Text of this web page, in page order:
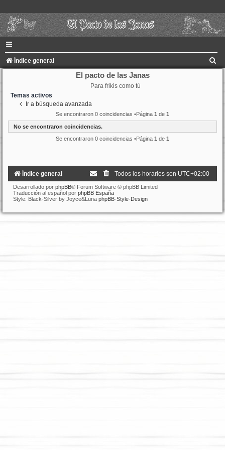
Índice general
El pacto de las Janas
Para frikis como tú
Temas activos
Ir a búsqueda avanzada
Se encontraron 0 coincidencias •Página 1 de 1
No se encontraron coincidencias.
Se encontraron 0 coincidencias •Página 1 de 1
Índice general Todos los horarios son UTC+02:00
Desarrollado por phpBB® Forum Software © phpBB Limited
Traducción al español por phpBB España
Style: Black-Silver by Joyce&Luna phpBB-Style-Design